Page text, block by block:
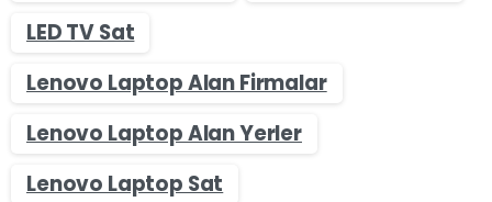
LED TV Sat
Lenovo Laptop Alan Firmalar
Lenovo Laptop Alan Yerler
Lenovo Laptop Sat